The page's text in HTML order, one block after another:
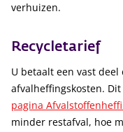
verhuizen.
Recycletarief
U betaalt een vast
afvalheffingskosten.
pagina
minder restafval, hoe